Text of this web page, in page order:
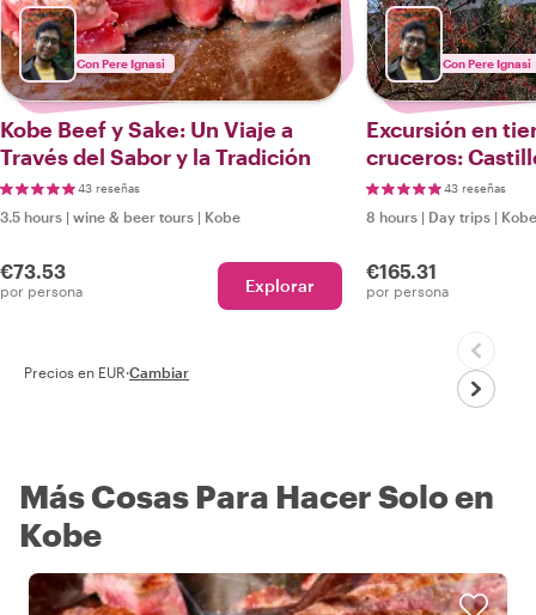
Con Pere Ignasi
Kobe Beef y Sake: Un Viaje a
Través del Sabor y la Tradición
43 reseñas
3.5 hours | wine & beer tours | Kobe
€73.53
por persona Explorar
Con Pere Ignasi
Excursión en
cruceros:
delicias de Kobe
43 reseñas
8 hours | Day trips | Kobe
€165.31
por persona
Precios en EUR·Cambiar
Más Cosas Para Hacer Solo en
Kobe